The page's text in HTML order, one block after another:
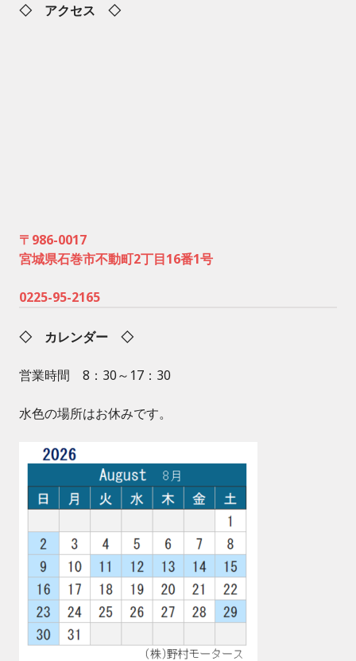
◇ アクセス ◇
〒986-0017
宮城県石巻市不動町2丁目16番1号
0225-95-2165
◇ カレンダー ◇
営業時間 8：30～17：30
水色の場所はお休みです。